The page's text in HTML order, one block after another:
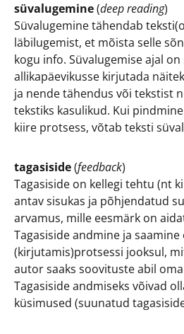
süvalugemine(deep reading)
Süvalugemine tähendab
läbilugemist, et mõista selle
kogu info. Süvalugemise ajal
allikapäevikusse kirjutada
ja nende tähendus või tekstist
tekstiks kasulikud. Kui
kiire protsess, võtab teksti
tagasiside(feedback)
Tagasiside on kellegi tehtu (nt
antav sisukas ja põhjendatud
arvamus, mille eesmärk on
Tagasiside andmine ja
(kirjutamis)protsessi jooksul,
autor saaks soovituste abil
Tagasiside andmiseks võivad
küsimused (suunatud